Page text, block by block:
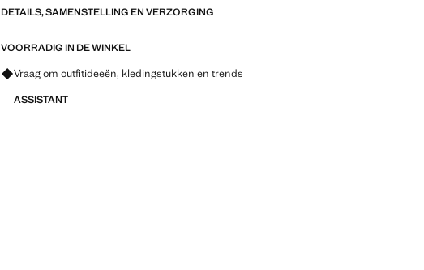
DETAILS, SAMENSTELLING EN VERZORGING
VOORRADIG IN DE WINKEL
Vraag om outfitideeën, kledingstukken en trends
ASSISTANT